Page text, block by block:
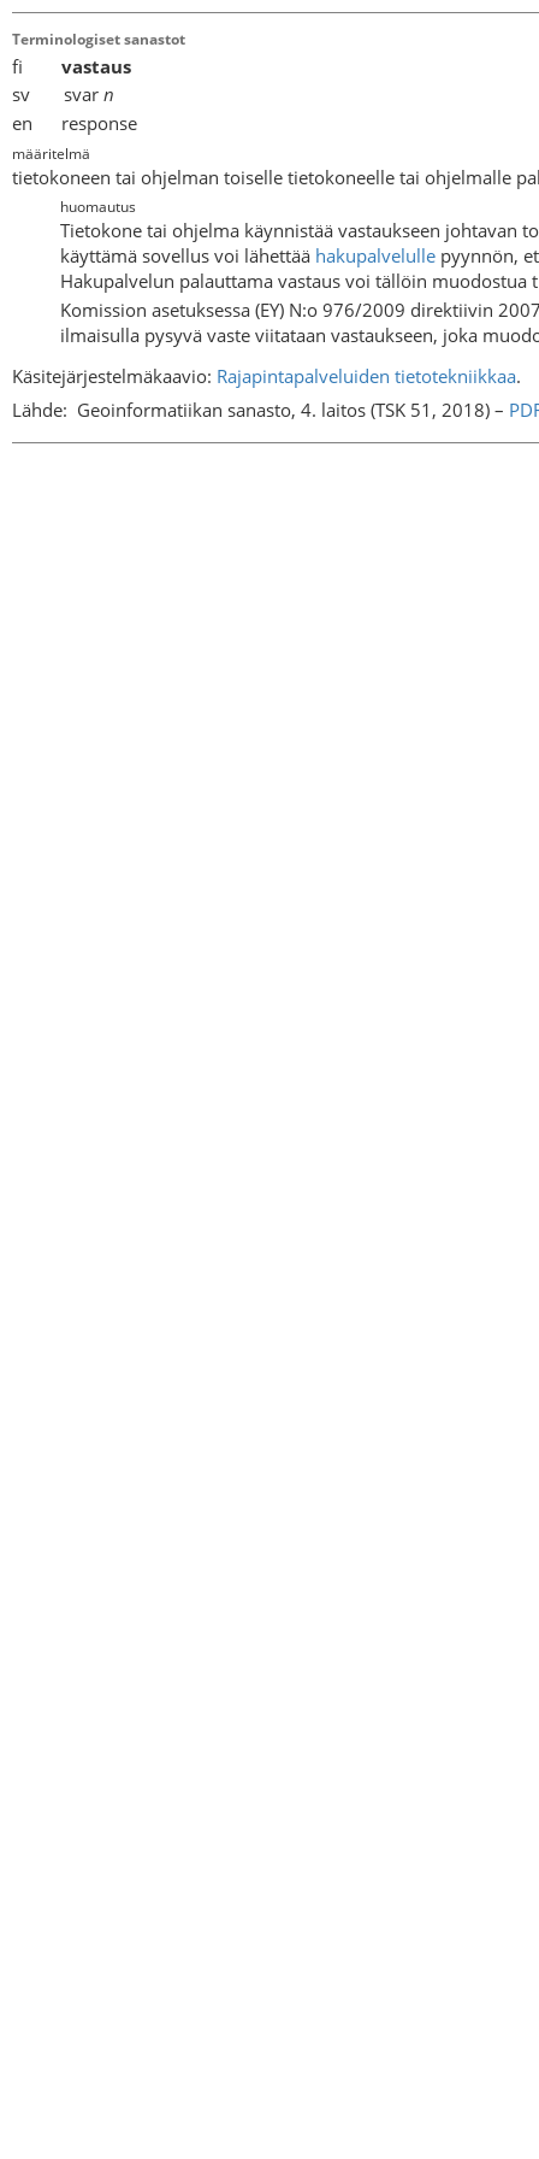
Terminologiset sanastot
fi vastaus
sv svar n
en response
määritelmä
tietokoneen tai ohjelman toiselle tietokoneelle tai ohjelmalle
huomautus
Tietokone tai ohjelma käynnistää vastaukseen johtavan
käyttämä sovellus voi lähettää hakupalvelulle pyynnön,
Hakupalvelun palauttama vastaus voi tällöin muodostua
Komission asetuksessa (EY) N:o 976/2009 direktiivin
ilmaisulla pysyvä vaste viitataan vastaukseen, joka
Käsitejärjestelmäkaavio: Rajapintapalveluiden tietotekniikkaa.
Lähde: Geoinformatiikan sanasto, 4. laitos (TSK 51, 2018) –